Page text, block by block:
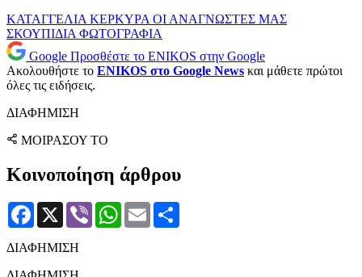
ΚΑΤΑΓΓΕΛΙΑ ΚΕΡΚΥΡΑ ΟΙ ΑΝΑΓΝΩΣΤΕΣ ΜΑΣ
ΣΚΟΥΠΙΔΙΑ ΦΩΤΟΓΡΑΦΙΑ
Google Προσθέστε το ENIKOS στην Google
Ακολουθήστε το ENIKOS στο Google News και μάθετε πρώτοι
όλες τις ειδήσεις.
ΔΙΑΦΗΜΙΣΗ
ΜΟΙΡΑΣΟΥ ΤΟ
Κοινοποίηση άρθρου
Facebook
X Viber WhatsApp
Email
ΔΙΑΦΗΜΙΣΗ